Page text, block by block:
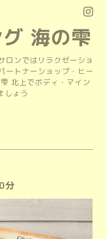
海の雫
ロンではリラクゼーショ
ートナーショップ・ヒー
北上でボディ・マイン
しょう
分